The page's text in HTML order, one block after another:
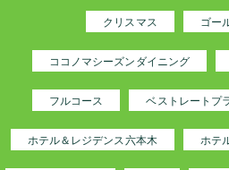
クリスマス ゴー
ココノマシーズンダイニング
フルコース ベストレートプ
ホテル＆レジデンス六本木 ホテ